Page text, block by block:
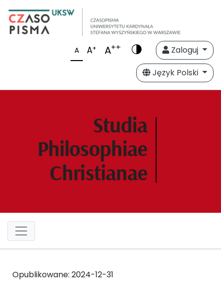
A A+ A++
Zaloguj
Język Polski
Opublikowane: 2024-12-31